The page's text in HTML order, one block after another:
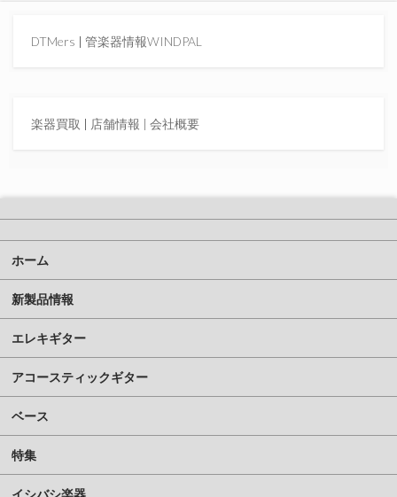
DTMers | 管楽器情報WINDPAL
楽器買取 | 店舗情報 | 会社概要
ホーム
新製品情報
エレキギター
アコースティックギター
ベース
特集
イシバシ楽器